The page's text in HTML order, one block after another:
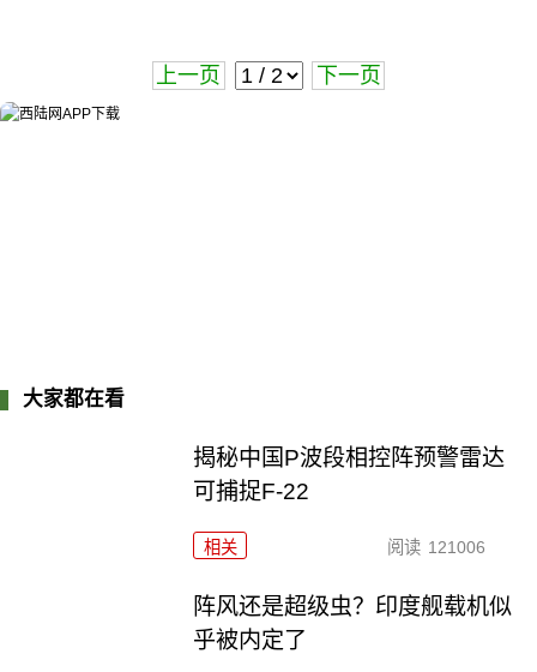
上一页 下一页
大家都在看
揭秘中国P波段相控阵预警雷达
可捕捉F-22
相关 阅读 121006
阵风还是超级虫？印度舰载机似
乎被内定了